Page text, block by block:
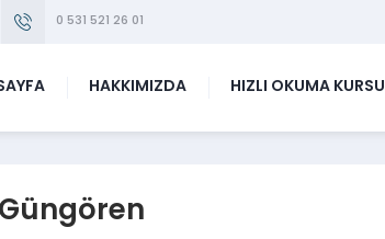
0 531 521 26 01
HAKKIMIZDA HIZLI OKUMA KURSU